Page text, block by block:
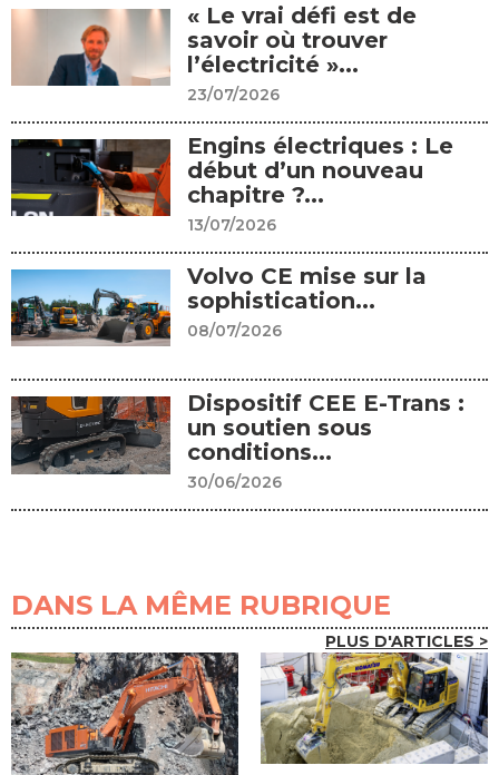
« Le vrai défi est de
savoir où trouver
l’électricité »...
23/07/2026
Engins électriques : Le
début d’un nouveau
chapitre ?...
13/07/2026
Volvo CE mise sur la
sophistication...
08/07/2026
Dispositif CEE E-Trans :
un soutien sous
conditions...
30/06/2026
DANS LA MÊME RUBRIQUE
PLUS D'ARTICLES >